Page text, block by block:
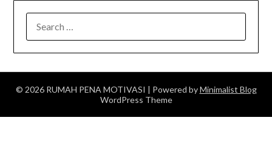
FOR:
© 2026 RUMAH PENA MOTIVASI | Powered byMinimalist Blog
WordPress Theme